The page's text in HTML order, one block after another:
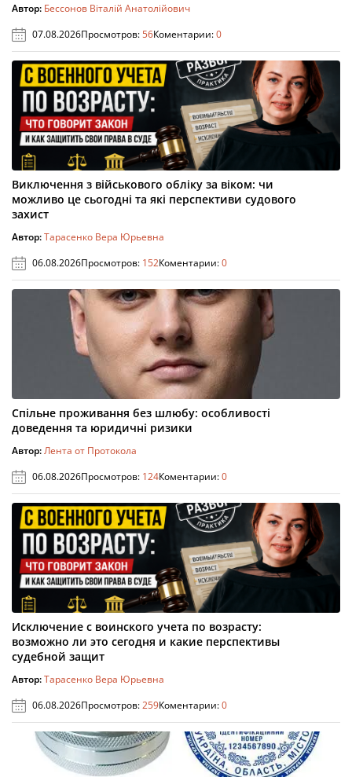
Автор: Бессонов Віталій Анатолійович
07.08.2026Просмотров:56Коментарии:0
Виключення з військового обліку за віком: чи
можливо це сьогодні та які перспективи судового
захист
Автор:Тарасенко Вера Юрьевна
06.08.2026Просмотров: 152Коментарии:0
Спільне проживання без шлюбу: особливості
доведення та юридичні ризики
Автор:Лента от Протокола
06.08.2026Просмотров: 124Коментарии:0
Исключение с воинского учета по возрасту:
возможно ли это сегодня и какие перспективы
судебной защит
Автор:Тарасенко Вера Юрьевна
06.08.2026Просмотров:259Коментарии:0